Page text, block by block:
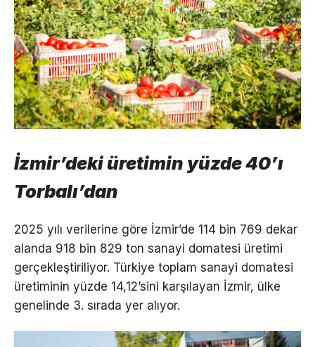
İzmir’deki üretimin yüzde 40’ı
Torbalı’dan
2025 yılı verilerine göre İzmir’de 114 bin 769 dekar
alanda 918 bin 829 ton sanayi domatesi üretimi
gerçekleştiriliyor. Türkiye toplam sanayi domatesi
üretiminin yüzde 14,12’sini karşılayan İzmir, ülke
genelinde 3. sırada yer alıyor.